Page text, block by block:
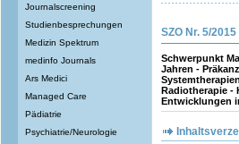
Journalscreening
Studienbesprechungen
Medizin Spektrum
medinfo Journals
Ars Medici
Managed Care
Pädiatrie
Psychiatrie/Neurologie
SZO Nr. 5/2015
Schwerpunkt
Jahren -
Radiotherapie -
Entwicklungen